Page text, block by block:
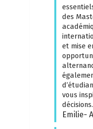
des
et mise
vous
décisions.
Emilie-